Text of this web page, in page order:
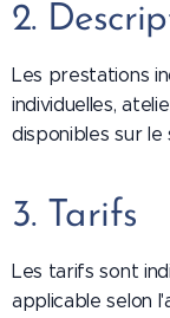
2.
Les prestations
individuelles,
disponibles sur le
3. Tarifs
Les tarifs sont
applicable selon